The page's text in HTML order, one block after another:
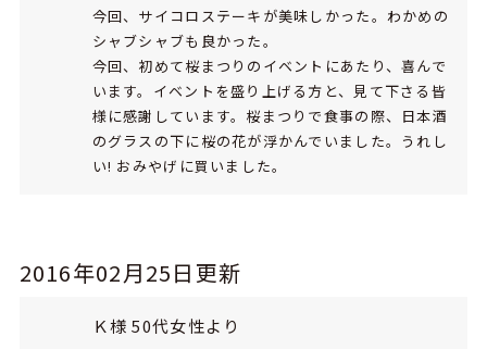
今回、サイコロステーキが美味しかった。わかめの
シャブシャブも良かった。
今回、初めて桜まつりのイベントにあたり、喜んで
います。イベントを盛り上げる方と、見て下さる皆
様に感謝しています。桜まつりで食事の際、日本酒
のグラスの下に桜の花が浮かんでいました。うれし
い! おみやげに買いました。
2016年02月25日更新
Ｋ様 50代女性より